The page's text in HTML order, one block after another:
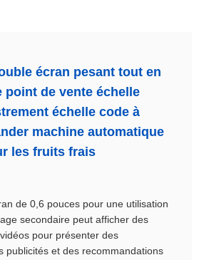
écran pesant tout en
point de vente échelle
échelle code à
machine automatique
les fruits frais
de 0,6 pouces pour une utilisation
secondaire peut afficher des
pour présenter des
publicités et des recommandations